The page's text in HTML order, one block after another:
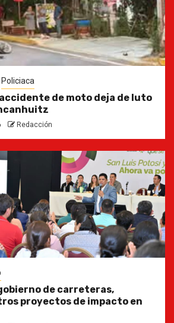
Policiaca
de moto deja de luto
Redacción
de carreteras,
proyectos de impacto en